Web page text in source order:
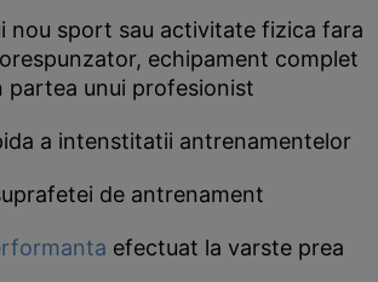
nou sport sau activitate fizica fara
echipament complet
partea unui profesionist
a intenstitatii antrenamentelor
de antrenament
efectuat la varste prea